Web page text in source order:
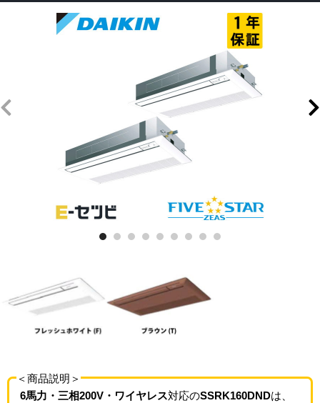
＜商品説明＞
6馬力・三相200V・ワイヤレス対応のSSRK160DNDは、